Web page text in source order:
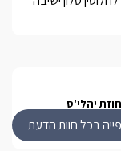
כוילה בלבד (משפחות/קבוצות). בגליל המערבי ובסביבת המושב
עין יעקב שפע אטרקציות ומקומות בילוי, החל מטיולי הליכה
ומסלולים, טיולי אופניים, סוסים, רייזרים וטרקטורונים. במרחק קצר
יהלי'ס
בכל חוות הדעת